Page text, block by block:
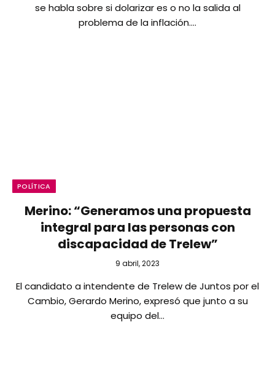
se habla sobre si dolarizar es o no la salida al
problema de la inflación.…
POLÍTICA
Merino: “Generamos una propuesta
integral para las personas con
discapacidad de Trelew”
9 abril, 2023
El candidato a intendente de Trelew de Juntos por el
Cambio, Gerardo Merino, expresó que junto a su
equipo del…